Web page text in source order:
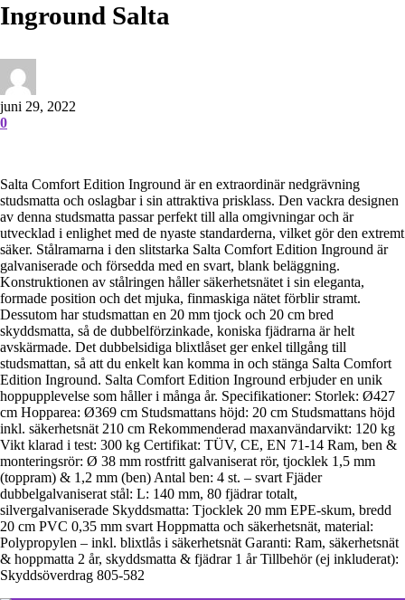
Inground Salta
juni 29, 2022
0
Salta Comfort Edition Inground är en extraordinär nedgrävning
studsmatta och oslagbar i sin attraktiva prisklass. Den vackra designen
av denna studsmatta passar perfekt till alla omgivningar och är
utvecklad i enlighet med de nyaste standarderna, vilket gör den extremt
säker. Stålramarna i den slitstarka Salta Comfort Edition Inground är
galvaniserade och försedda med en svart, blank beläggning.
Konstruktionen av stålringen håller säkerhetsnätet i sin eleganta,
formade position och det mjuka, finmaskiga nätet förblir stramt.
Dessutom har studsmattan en 20 mm tjock och 20 cm bred
skyddsmatta, så de dubbelförzinkade, koniska fjädrarna är helt
avskärmade. Det dubbelsidiga blixtlåset ger enkel tillgång till
studsmattan, så att du enkelt kan komma in och stänga Salta Comfort
Edition Inground. Salta Comfort Edition Inground erbjuder en unik
hoppupplevelse som håller i många år. Specifikationer: Storlek: Ø427
cm Hopparea: Ø369 cm Studsmattans höjd: 20 cm Studsmattans höjd
inkl. säkerhetsnät 210 cm Rekommenderad maxanvändarvikt: 120 kg
Vikt klarad i test: 300 kg Certifikat: TÜV, CE, EN 71-14 Ram, ben &
monteringsrör: Ø 38 mm rostfritt galvaniserat rör, tjocklek 1,5 mm
(toppram) & 1,2 mm (ben) Antal ben: 4 st. – svart Fjäder
dubbelgalvaniserat stål: L: 140 mm, 80 fjädrar totalt,
silvergalvaniserade Skyddsmatta: Tjocklek 20 mm EPE-skum, bredd
20 cm PVC 0,35 mm svart Hoppmatta och säkerhetsnät, material:
Polypropylen – inkl. blixtlås i säkerhetsnät Garanti: Ram, säkerhetsnät
& hoppmatta 2 år, skyddsmatta & fjädrar 1 år Tillbehör (ej inkluderat):
Skyddsöverdrag 805-582